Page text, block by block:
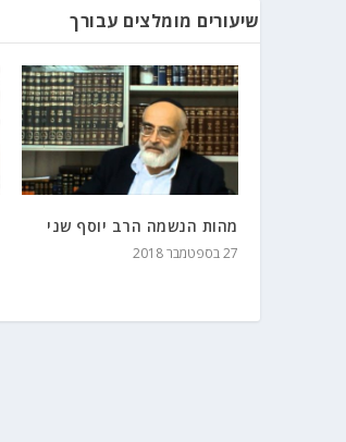
שיעורים מומלצים עבורך
מהות הנשמה הרב יוסף שני
27 בספטמבר 2018